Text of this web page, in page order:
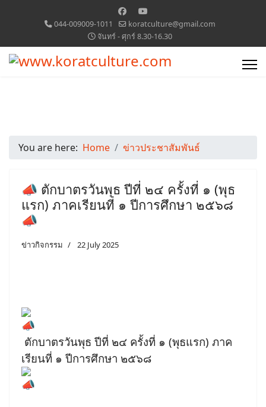
044-009009-1011
koratculture@gmail.com
จันทร์ - ศุกร์ 8.30-16.30
You are here: Home ข่าวประชาสัมพันธ์
📣 ตักบาตรวันพุธ ปีที่ ๒๔ ครั้งที่ ๑ (พุธ
แรก) ภาคเรียนที่ ๑ ปีการศึกษา ๒๕๖๘
📣
ข่าวกิจกรรม 22 July 2025
ตักบาตรวันพุธ ปีที่ ๒๔ ครั้งที่ ๑ (พุธแรก) ภาค
เรียนที่ ๑ ปีการศึกษา ๒๕๖๘